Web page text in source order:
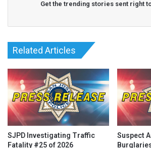
… Đọc TiếpRead More
Get the trending stories sent right
Related Articles
SJPD Investigating Traffic
Fatality #25 of 2026
Suspect